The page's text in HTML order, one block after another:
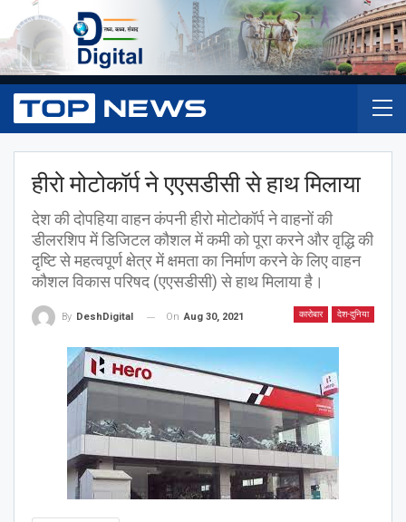
हीरो मोटोकॉर्प ने एएसडीसी से हाथ मिलाया
देश की दोपहिया वाहन कंपनी हीरो मोटोकॉर्प ने वाहनों की
डीलरशिप में डिजिटल कौशल में कमी को पूरा करने और वृद्धि की
दृष्टि से महत्वपूर्ण क्षेत्र में क्षमता का निर्माण करने के लिए वाहन
कौशल विकास परिषद (एएसडीसी) से हाथ मिलाया है।
कारोबार देश-दुनिया
By DeshDigital On Aug 30, 2021